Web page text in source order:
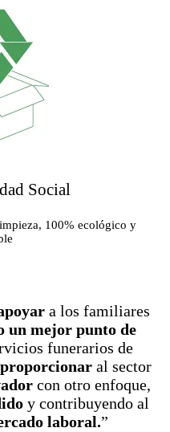
Social
100% ecológico y
a los familiares
un mejor punto de
funerarios de
proporcionaral sector
con otro enfoque,
y contribuyendo al
laboral.”